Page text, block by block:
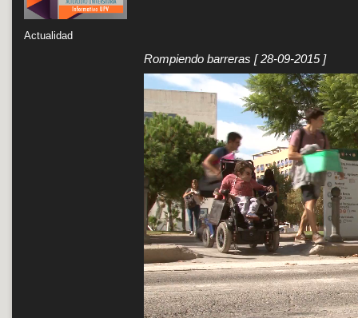
Actualidad
Rompiendo barreras [ 28-09-2015 ]